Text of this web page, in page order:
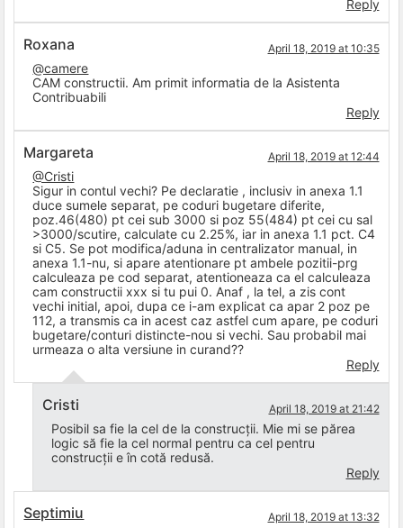
Reply
Roxana April 18, 2019 at 10:35
@camere
CAM constructii. Am primit informatia de la Asistenta
Contribuabili
Reply
Margareta April 18, 2019 at 12:44
@Cristi
Sigur in contul vechi? Pe declaratie , inclusiv in anexa 1.1
duce sumele separat, pe coduri bugetare diferite,
poz.46(480) pt cei sub 3000 si poz 55(484) pt cei cu sal
>3000/scutire, calculate cu 2.25%, iar in anexa 1.1 pct. C4
si C5. Se pot modifica/aduna in centralizator manual, in
anexa 1.1-nu, si apare atentionare pt ambele pozitii-prg
calculeaza pe cod separat, atentioneaza ca el calculeaza
cam constructii xxx si tu pui 0. Anaf , la tel, a zis cont
vechi initial, apoi, dupa ce i-am explicat ca apar 2 poz pe
112, a transmis ca in acest caz astfel cum apare, pe coduri
bugetare/conturi distincte-nou si vechi. Sau probabil mai
urmeaza o alta versiune in curand??
Reply
Cristi April 18, 2019 at 21:42
Posibil sa fie la cel de la construcții. Mie mi se părea
logic să fie la cel normal pentru ca cel pentru
construcții e în cotă redusă.
Reply
Septimiu April 18, 2019 at 13:32